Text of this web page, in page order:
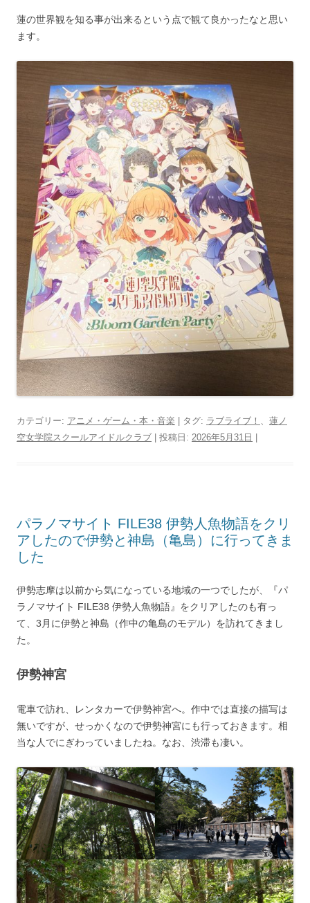
蓮の世界観を知る事が出来るという点で観て良かったなと思い
ます。
カテゴリー: アニメ・ゲーム・本・音楽 | タグ: ラブライブ！
蓮ノ
空女学院スクールアイドルクラブ | 投稿日: 2026年5月31日
パラノマサイト FILE38 伊勢人魚物語をクリ
アしたので伊勢と神島（亀島）に行ってきま
した
伊勢志摩は以前から気になっている地域の一つでしたが、『パ
ラノマサイト FILE38 伊勢人魚物語』をクリアしたのも有っ
て、3月に伊勢と神島（作中の亀島のモデル）を訪れてきまし
た。
伊勢神宮
電車で訪れ、レンタカーで伊勢神宮へ。作中では直接の描写は
無いですが、せっかくなので伊勢神宮にも行っておきます。相
当な人でにぎわっていましたね。なお、渋滞も凄い。